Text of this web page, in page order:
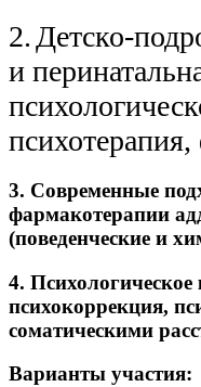
2. Детско-
и
3. Современные
фармакотерапии
(поведенческие и
4. Психологическое
психокоррекция,
соматическими
Варианты участия: